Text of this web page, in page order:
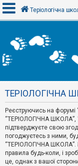
х
і
Р
є
с
т
р
а
ц
я
Теріологічна
ТЕРІОЛОГІЧНА
Реєструючись на
“ТЕРІОЛОГІЧНА ШКОЛА”,
підтверджуєте свою
погоджуєтесь з ними,
“ТЕРІОЛОГІЧНА ШКОЛА”.
правила будь-коли, і
це, однак з вашої